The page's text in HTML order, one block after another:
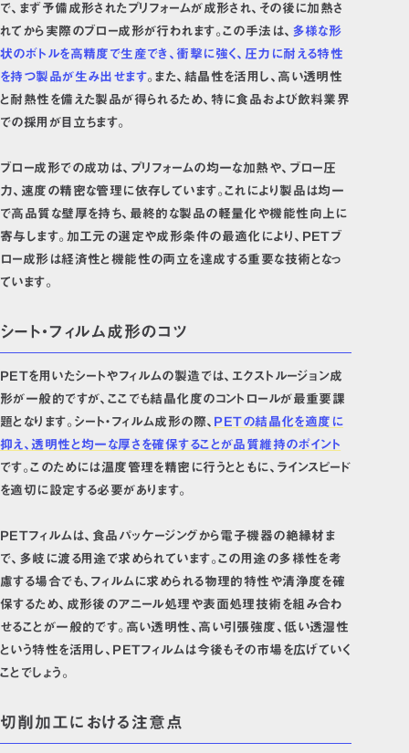
で、まず予備成形されたプリフォームが成形され、その後に加熱さ
れてから実際のブロー成形が行われます。この手法は、 多様な形
状のボトルを高精度で生産でき、衝撃に強く、圧力に耐える特性
を持つ製品が生み出せます。また、結晶性を活用し、高い透明性
と耐熱性を備えた製品が得られるため、特に食品および飲料業界
での採用が目立ちます。
ブロー成形での成功は、プリフォームの均一な加熱や、ブロー圧
力、速度の精密な管理に依存しています。これにより製品は均一
で高品質な壁厚を持ち、最終的な製品の軽量化や機能性向上に
寄与します。加工元の選定や成形条件の最適化により、PETブ
ロー成形は経済性と機能性の両立を達成する重要な技術となっ
ています。
シート・フィルム成形のコツ
PETを用いたシートやフィルムの製造では、エクストルージョン成
形が一般的ですが、ここでも結晶化度のコントロールが最重要課
題となります。シート・フィルム成形の際、 PETの結晶化を適度に
抑え、透明性と均一な厚さを確保することが品質維持のポイント
です。このためには温度管理を精密に行うとともに、ラインスピード
を適切に設定する必要があります。
PETフィルムは、食品パッケージングから電子機器の絶縁材ま
で、多岐に渡る用途で求められています。この用途の多様性を考
慮する場合でも、フィルムに求められる物理的特性や清浄度を確
保するため、成形後のアニール処理や表面処理技術を組み合わ
せることが一般的です。高い透明性、高い引張強度、低い透湿性
という特性を活用し、PETフィルムは今後もその市場を広げていく
ことでしょう。
切削加工における注意点